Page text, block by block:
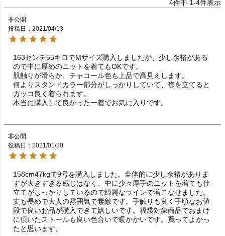
4件中 1-4件表示
非公開
投稿日
2021/04/13
163センチ55キロでMサイズ購入しましたが、少し余裕がある
ので中に厚めのニットを着てもOKです。
肌触りが滑らか、チャコール色も上品で高見えします。
何よりスタンドカラー部分がしっかりしていて、襟を立てると
カッコ良く着られます。
本当に購入して良かった一着でお気に入りです。
非公開
投稿日
2021/01/20
158cm47kgで9号を購入しました。全体的に少し余裕がありま
すが大きすぎる感じはなく、中に少々厚手のニットを着ても仕
立てがしっかりしているので綺麗なラインで着こなせました。
丈も長めで大人の雰囲気で素敵です。手触りも良く手頃なお値
段で良いお品が購入できて嬉しいです。福袋対象商品でおまけ
に頂いたストールも良い色合いで暖かかいです。買ってよかっ
たと思います。